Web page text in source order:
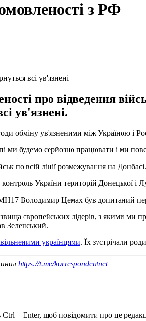
з РФ
всі ув'язнені
про відведення
ув'язнені.
обміну ув'язненими між Україною і
будемо серйозно працювати і ми
по всій лінії розмежування на Донбасі.
України територій Донецької і
Володимир Цемах був допитаний
європейських лідерів, з якими ми
Зеленський.
українцями. Їх зустрічали
https://t.me/korrespondentnet
Ctrl + Enter, щоб повідомити про це